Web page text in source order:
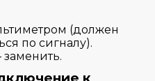
(должен
по сигналу).